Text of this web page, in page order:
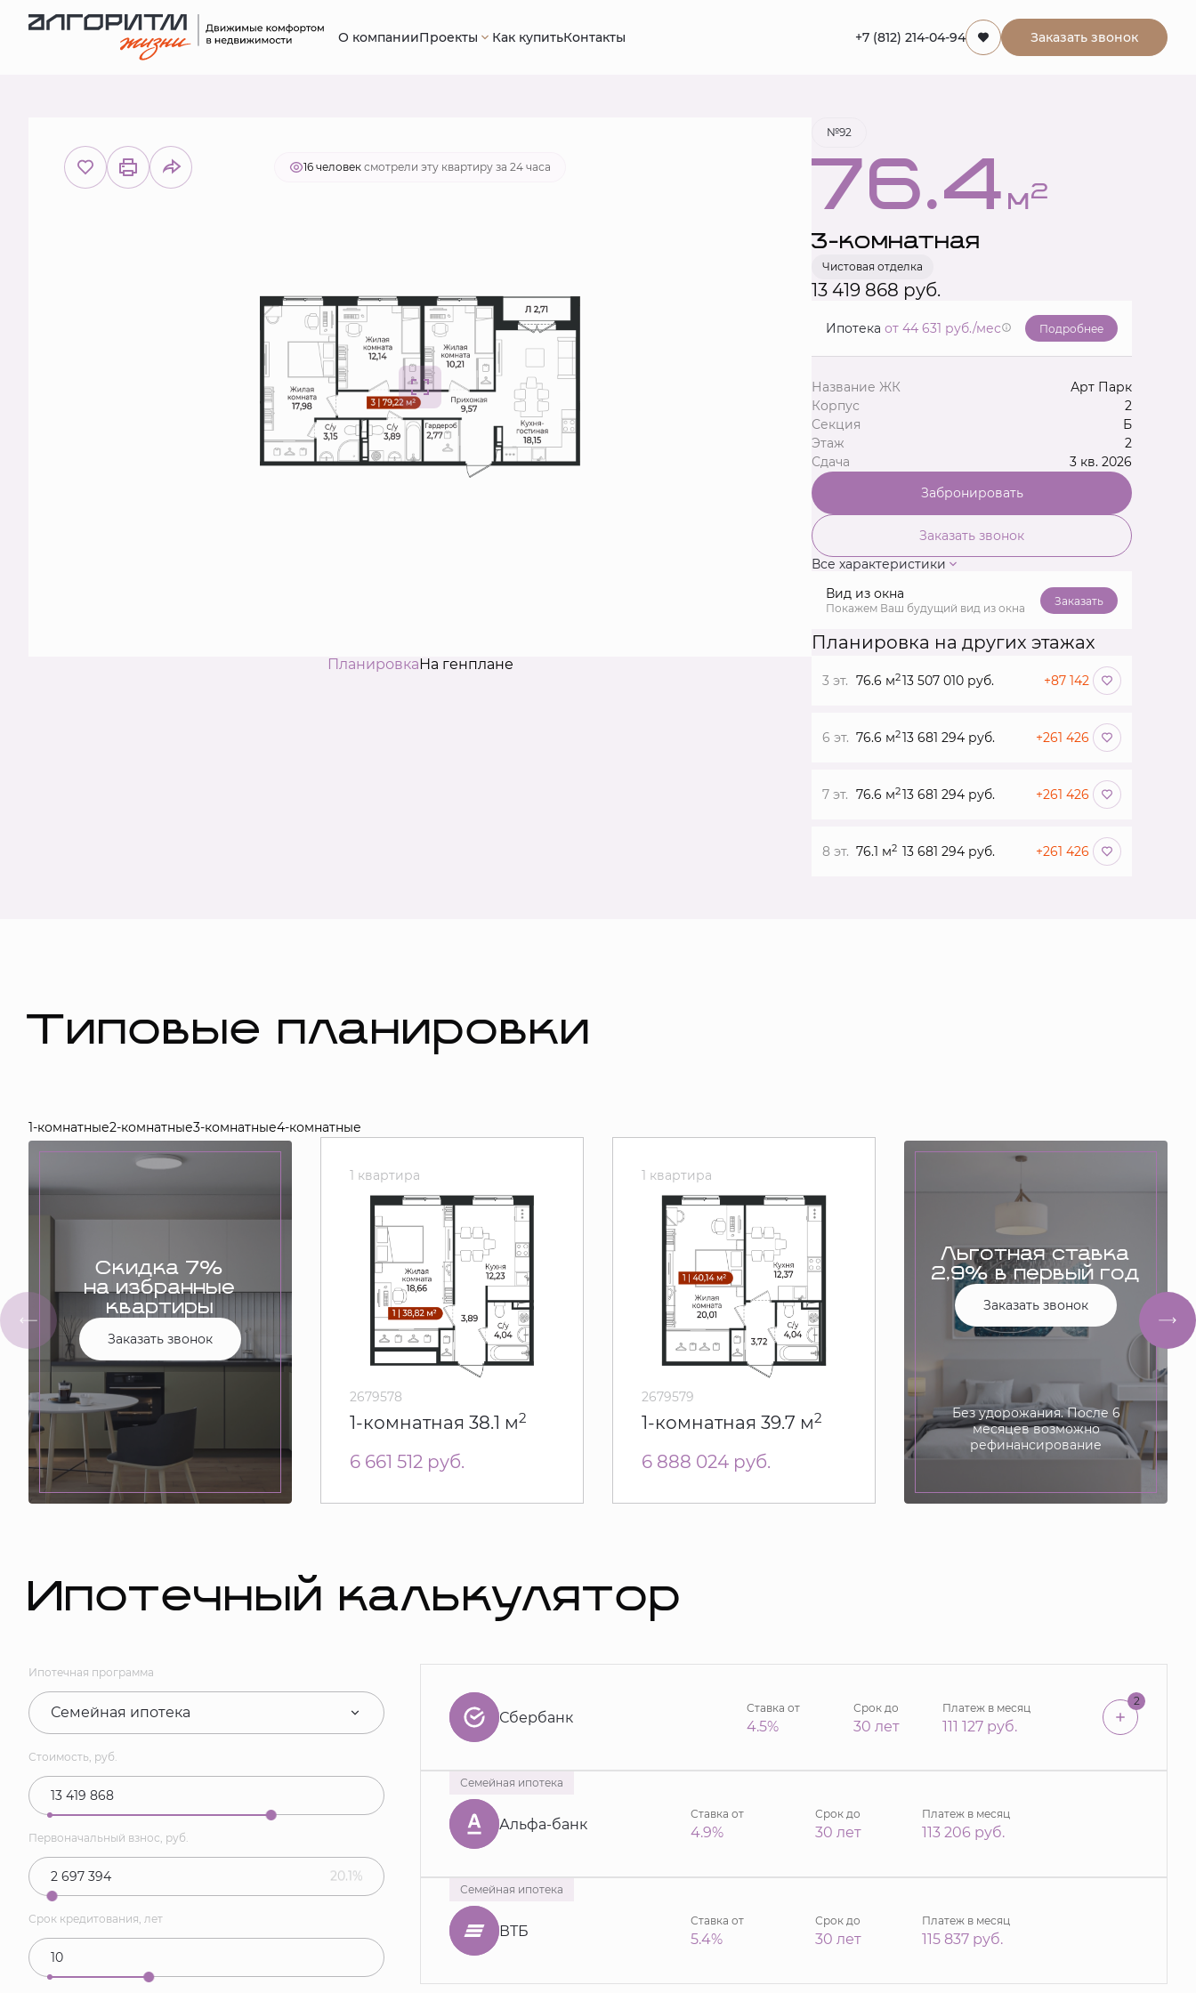
О компанииПроекты Как купитьКонтакты +7 (812) 214-04-94 Заказать звонок
3-комнатная 76.4 м2 13 419 868 руб.Ипотека от 44 631 руб./мес. Забронировать
16 человек смотрели эту квартиру за 24 часа
ПланировкаНа генплане
№92
76.4 м2
3-комнатная
Чистовая отделка
13 419 868 руб.
Ипотека от 44 631 руб./мес Подробнее
Название ЖК
Арт Парк
Корпус
2
Секция
Б
Этаж
2
Сдача
3 кв. 2026
Забронировать
Заказать звонок
Все характеристики
Вид из окна
Покажем Ваш будущий вид из окна
Заказать
Планировка на других этажах
3 эт. 76.6 м213 507 010 руб. +87 142
6 эт. 76.6 м213 681 294 руб. +261 426
7 эт. 76.6 м213 681 294 руб. +261 426
8 эт. 76.1 м2 13 681 294 руб. +261 426
Типовые планировки
1-комнатные2-комнатные3-комнатные4-комнатные
Скидка 7%
на избранные
квартиры
Заказать звонок
1 квартира
2679578
1-комнатная 38.1 м2
6 661 512 руб.
1 квартира
2679579
1-комнатная 39.7 м2
6 888 024 руб.
Льготная ставка
2,9% в первый год
Заказать звонок
Без удорожания. После 6
месяцев возможно
рефинансирование
Ипотечный калькулятор
Ипотечная программа
Семейная ипотека
Стоимость, руб.
Первоначальный взнос, руб.
20.1%
Срок кредитования, лет
Сбербанк
Ставка от
4.5%
Срок до
30 лет
Платеж в месяц
111 127 руб.
2
Альфа-банк
Семейная ипотека
Ставка от
4.9%
Срок до
30 лет
Платеж в месяц
113 206 руб.
ВТБ
Семейная ипотека
Ставка от
5.4%
Срок до
30 лет
Платеж в месяц
115 837 руб.